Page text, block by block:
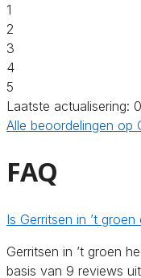
1
2
3
4
5
Laatste actualisering:
Alle beoordelingen op
FAQ
Is Gerritsen in ’t
Gerritsen in ’t groen
basis van 9 reviews